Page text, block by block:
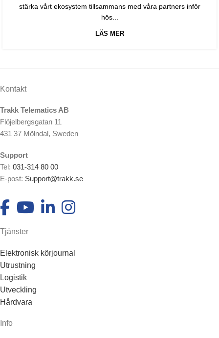
stärka vårt ekosystem tillsammans med våra partners inför
hös...
LÄS MER
Kontakt
Trakk Telematics AB
Flöjelbergsgatan 11
431 37 Mölndal, Sweden
Support
Tel: 031-314 80 00
E-post: Support@trakk.se
Tjänster
Elektronisk körjournal
Utrustning
Logistik
Utveckling
Hårdvara
Info